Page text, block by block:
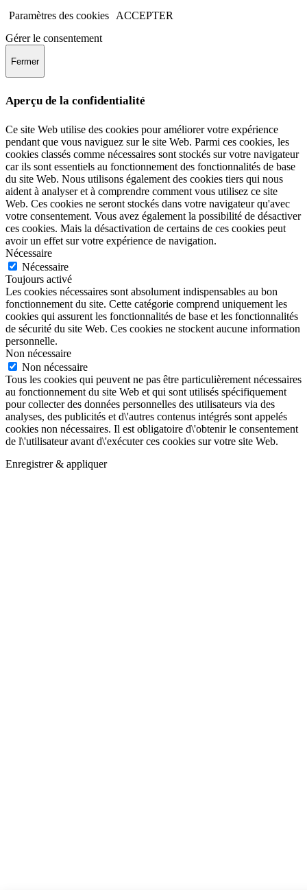
Paramètres des cookies
ACCEPTER
Gérer le consentement
Fermer
Aperçu de la confidentialité
Ce site Web utilise des cookies pour améliorer votre expérience
pendant que vous naviguez sur le site Web. Parmi ces cookies, les
cookies classés comme nécessaires sont stockés sur votre navigateur
car ils sont essentiels au fonctionnement des fonctionnalités de base
du site Web. Nous utilisons également des cookies tiers qui nous
aident à analyser et à comprendre comment vous utilisez ce site
Web. Ces cookies ne seront stockés dans votre navigateur qu'avec
votre consentement. Vous avez également la possibilité de désactiver
ces cookies. Mais la désactivation de certains de ces cookies peut
avoir un effet sur votre expérience de navigation.
Nécessaire
Nécessaire
Toujours activé
Les cookies nécessaires sont absolument indispensables au bon
fonctionnement du site. Cette catégorie comprend uniquement les
cookies qui assurent les fonctionnalités de base et les fonctionnalités
de sécurité du site Web. Ces cookies ne stockent aucune information
personnelle.
Non nécessaire
Non nécessaire
Tous les cookies qui peuvent ne pas être particulièrement nécessaires
au fonctionnement du site Web et qui sont utilisés spécifiquement
pour collecter des données personnelles des utilisateurs via des
analyses, des publicités et d\'autres contenus intégrés sont appelés
cookies non nécessaires. Il est obligatoire d\'obtenir le consentement
de l\'utilisateur avant d\'exécuter ces cookies sur votre site Web.
Enregistrer & appliquer